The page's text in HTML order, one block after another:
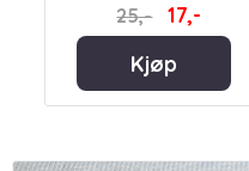
25,-
17,-
Kjøp